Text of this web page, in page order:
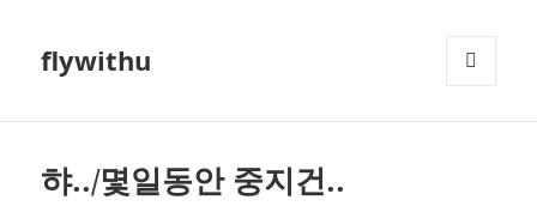
flywithu
햐../몇일동안 중지건..